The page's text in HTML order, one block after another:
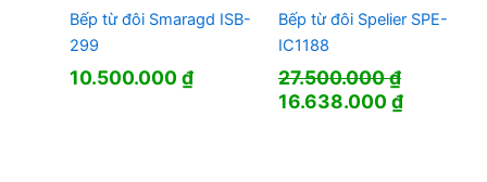
Bếp từ đôi Smaragd ISB-
299
10.500.000₫
Bếp từ đôi Spelier SPE-
IC1188
27.500.000₫
Giá
16.638.000₫Giá